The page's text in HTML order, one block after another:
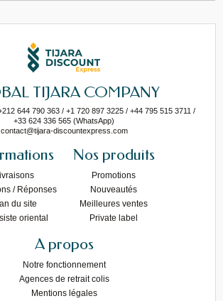
TIJARA COMPANY
644 790 363 / +1 720 897 3225 / +44 795 515 3711 /
+33 624 336 565 (WhatsApp)
contact@tijara-discountexpress.com
/ Réponses
du site
oriental
Nos produits
Promotions
Nouveautés
Meilleures ventes
Private label
A propos
Notre fonctionnement
Agences de retrait colis
Mentions légales